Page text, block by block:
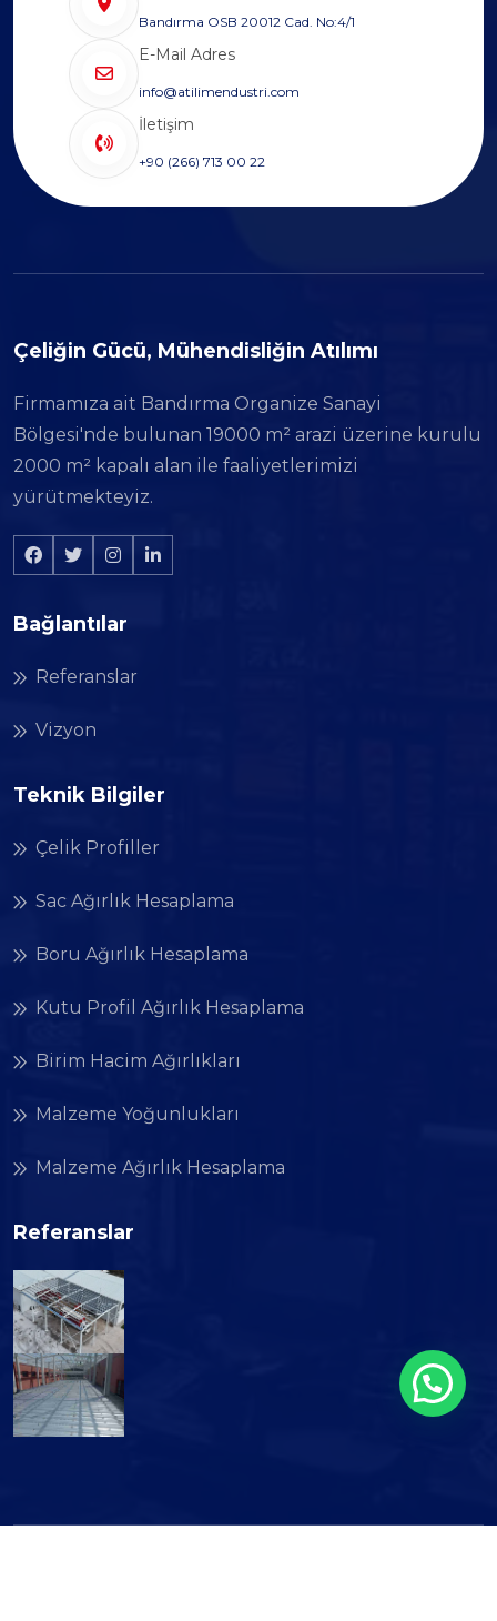
Bandırma OSB 20012 Cad. No:4/1
E-Mail Adres
info@atilimendustri.com
İletişim
+90 (266) 713 00 22
Çeliğin Gücü, Mühendisliğin Atılımı
Firmamıza ait Bandırma Organize Sanayi
Bölgesi'nde bulunan 19000 m² arazi üzerine kurulu
2000 m² kapalı alan ile faaliyetlerimizi
yürütmekteyiz.
Bağlantılar
Referanslar
Vizyon
Teknik Bilgiler
Çelik Profiller
Sac Ağırlık Hesaplama
Boru Ağırlık Hesaplama
Kutu Profil Ağırlık Hesaplama
Birim Hacim Ağırlıkları
Malzeme Yoğunlukları
Malzeme Ağırlık Hesaplama
Referanslar